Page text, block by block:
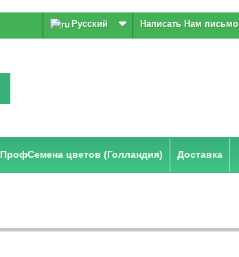
Написать Нам письмо
Русский
ПрофСемена цветов (Голландия) Доставка